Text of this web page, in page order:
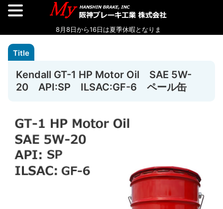
Kendall GT-1 HP Motor Oil SAE 5W-
20 API:SP ILSAC:GF-6 ペール缶